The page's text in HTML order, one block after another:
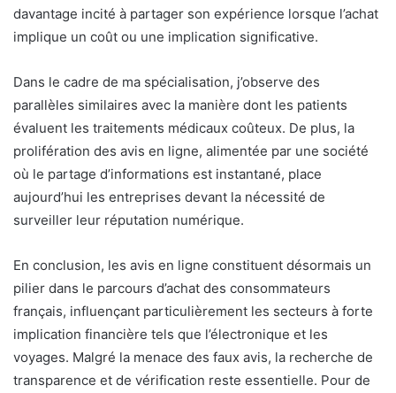
davantage incité à partager son expérience lorsque l’achat
implique un coût ou une implication significative.
Dans le cadre de ma spécialisation, j’observe des
parallèles similaires avec la manière dont les patients
évaluent les traitements médicaux coûteux. De plus, la
prolifération des avis en ligne, alimentée par une société
où le partage d’informations est instantané, place
aujourd’hui les entreprises devant la nécessité de
surveiller leur réputation numérique.
En conclusion, les avis en ligne constituent désormais un
pilier dans le parcours d’achat des consommateurs
français, influençant particulièrement les secteurs à forte
implication financière tels que l’électronique et les
voyages. Malgré la menace des faux avis, la recherche de
transparence et de vérification reste essentielle. Pour de